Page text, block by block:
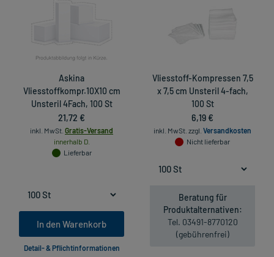
Askina
Vliesstoffkompr.10X10 cm
Unsteril 4Fach, 100 St
21,72 €
inkl. MwSt. Gratis-Versand
innerhalb D.
Lieferbar
In den Warenkorb
Detail- & Pflichtinformationen
Vliesstoff-Kompressen 7,5
x 7,5 cm Unsteril 4-fach,
100 St
6,19 €
inkl. MwSt. zzgl. Versandkosten
Nicht lieferbar
Beratung für
Produktalternativen:
Tel. 03491-8770120
(gebührenfrei)